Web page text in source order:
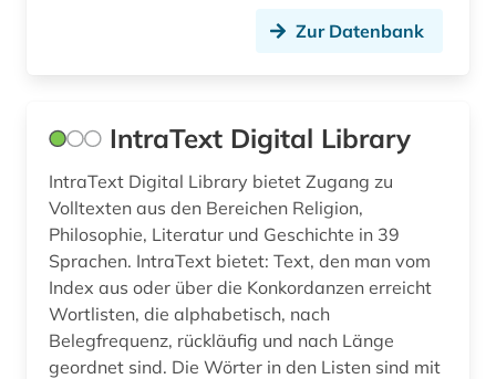
personenlexikon (1)
philosophie (1)
phonologie (1)
politik (2)
polnisch (1)
polydorus (1)
Zur Datenbank
IntraText Digital Library
IntraText Digital Library bietet Zugang zu
Volltexten aus den Bereichen Religion,
Philosophie, Literatur und Geschichte in 39
Sprachen. IntraText bietet: Text, den man vom
Index aus oder über die Konkordanzen erreicht
Wortlisten, die alphabetisch, nach
Belegfrequenz, rückläufig und nach Länge
geordnet sind. Die Wörter in den Listen sind mit